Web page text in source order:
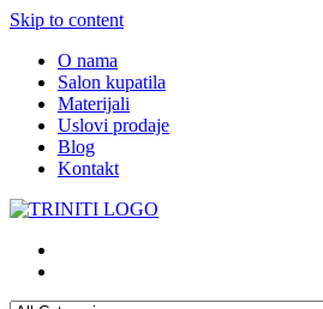
Skip to content
O nama
Salon kupatila
Materijali
Uslovi prodaje
Blog
Kontakt